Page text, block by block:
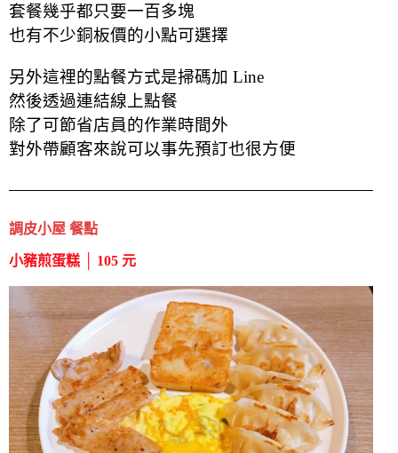
套餐幾乎都只要一百多塊
也有不少銅板價的小點可選擇
另外這裡的點餐方式是掃碼加 Line
然後透過連結線上點餐
除了可節省店員的作業時間外
對外帶顧客來說可以事先預訂也很方便
調皮小屋 餐點
小豬煎蛋糕 │ 105 元